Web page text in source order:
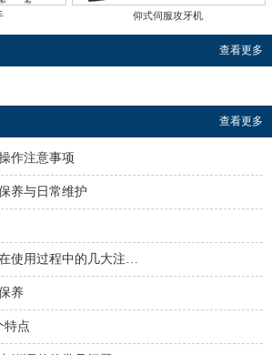
仰式伺服攻牙机
查看更多
查看更多
作注意事项
养与日常维护
使用过程中的几大注…
养
特点